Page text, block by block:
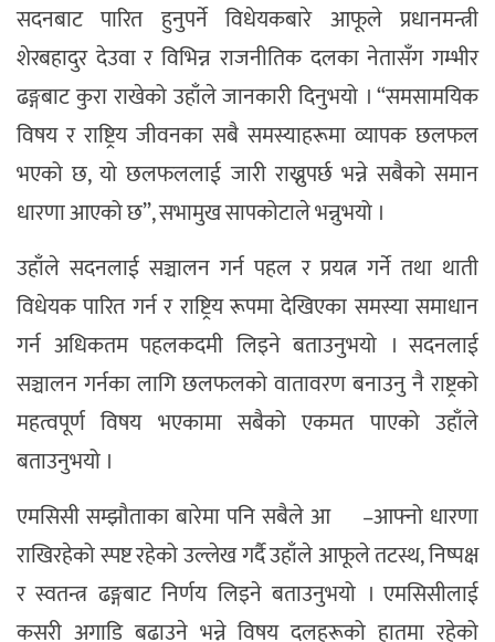
सदनबाट पारित हुनुपर्ने विधेयकबारे आफूले प्रधानमन्त्री
शेरबहादुर देउवा र विभिन्न राजनीतिक दलका नेतासँग गम्भीर
ढङ्गबाट कुरा राखेको उहाँले जानकारी दिनुभयो । “समसामयिक
विषय र राष्ट्रिय जीवनका सबै समस्याहरूमा व्यापक छलफल
भएको छ, यो छलफललाई जारी राख्नुपर्छ भन्ने सबैको समान
धारणा आएको छ”, सभामुख सापकोटाले भन्नुभयो ।
उहाँले सदनलाई सञ्चालन गर्न पहल र प्रयत्न गर्ने तथा थाती
विधेयक पारित गर्न र राष्ट्रिय रूपमा देखिएका समस्या समाधान
गर्न अधिकतम पहलकदमी लिइने बताउनुभयो । सदनलाई
सञ्चालन गर्नका लागि छलफलको वातावरण बनाउनु नै राष्ट्रको
महत्वपूर्ण विषय भएकामा सबैको एकमत पाएको उहाँले
बताउनुभयो ।
एमसिसी सम्झौताका बारेमा पनि सबैले आ¬–आफ्नो धारणा
राखिरहेको स्पष्ट रहेको उल्लेख गर्दै उहाँले आफूले तटस्थ, निष्पक्ष
र स्वतन्त्र ढङ्गबाट निर्णय लिइने बताउनुभयो । एमसिसीलाई
कसरी अगाडि बढाउने भन्ने विषय दलहरूको हातमा रहेको